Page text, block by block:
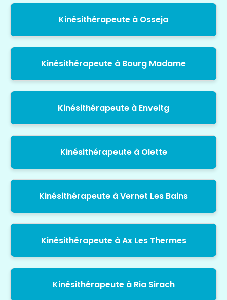
Kinésithérapeute à Osseja
Kinésithérapeute à Bourg Madame
Kinésithérapeute à Enveitg
Kinésithérapeute à Olette
Kinésithérapeute à Vernet Les Bains
Kinésithérapeute à Ax Les Thermes
Kinésithérapeute à Ria Sirach